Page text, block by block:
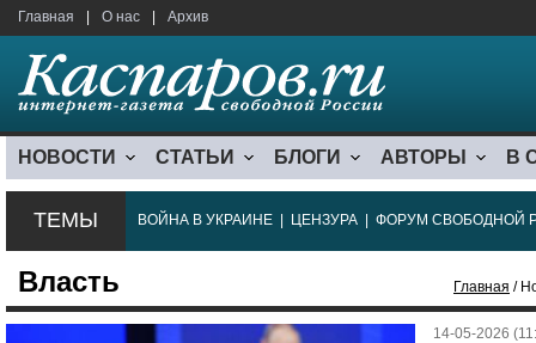
Главная О нас Архив
НОВОСТИ СТАТЬИ БЛОГИ АВТОРЫ В
ТЕМЫ ВОЙНА В УКРАИНЕ ЦЕНЗУРА ФОРУМ СВОБОДНОЙ
Власть Главная /
14-05-2026